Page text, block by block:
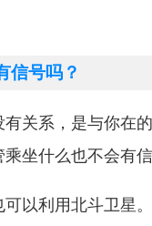
信号吗？
关系，是与你在
坐什么也不会有
以利用北斗卫星